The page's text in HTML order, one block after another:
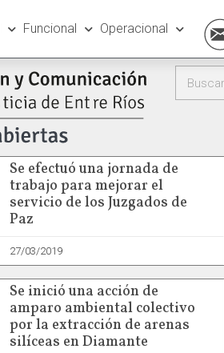
Funcional Operacional
Se efectuó una jornada de
trabajo para mejorar el
servicio de los Juzgados de
Paz
27/03/2019
Se inició una acción de
amparo ambiental colectivo
por la extracción de arenas
silíceas en Diamante